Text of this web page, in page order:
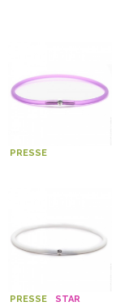
PRESSE
PRESSE STAR